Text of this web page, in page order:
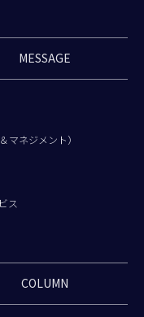
MESSAGE
マネジメント）
ス
COLUMN